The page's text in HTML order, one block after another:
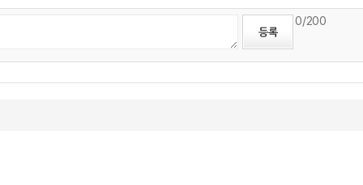
0/200